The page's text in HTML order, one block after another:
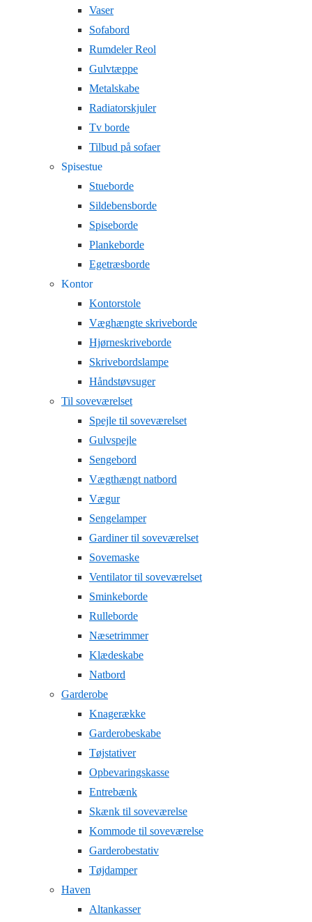
Vaser
Sofabord
Rumdeler Reol
Gulvtæppe
Metalskabe
Radiatorskjuler
Tv borde
Tilbud på sofaer
Spisestue
Stueborde
Sildebensborde
Spiseborde
Plankeborde
Egetræsborde
Kontor
Kontorstole
Væghængte skriveborde
Hjørneskriveborde
Skrivebordslampe
Håndstøvsuger
Til soveværelset
Spejle til soveværelset
Gulvspejle
Sengebord
Vægthængt natbord
Vægur
Sengelamper
Gardiner til soveværelset
Sovemaske
Ventilator til soveværelset
Sminkeborde
Rulleborde
Næsetrimmer
Klædeskabe
Natbord
Garderobe
Knagerække
Garderobeskabe
Tøjstativer
Opbevaringskasse
Entrebænk
Skænk til soveværelse
Kommode til soveværelse
Garderobestativ
Tøjdamper
Haven
Altankasser